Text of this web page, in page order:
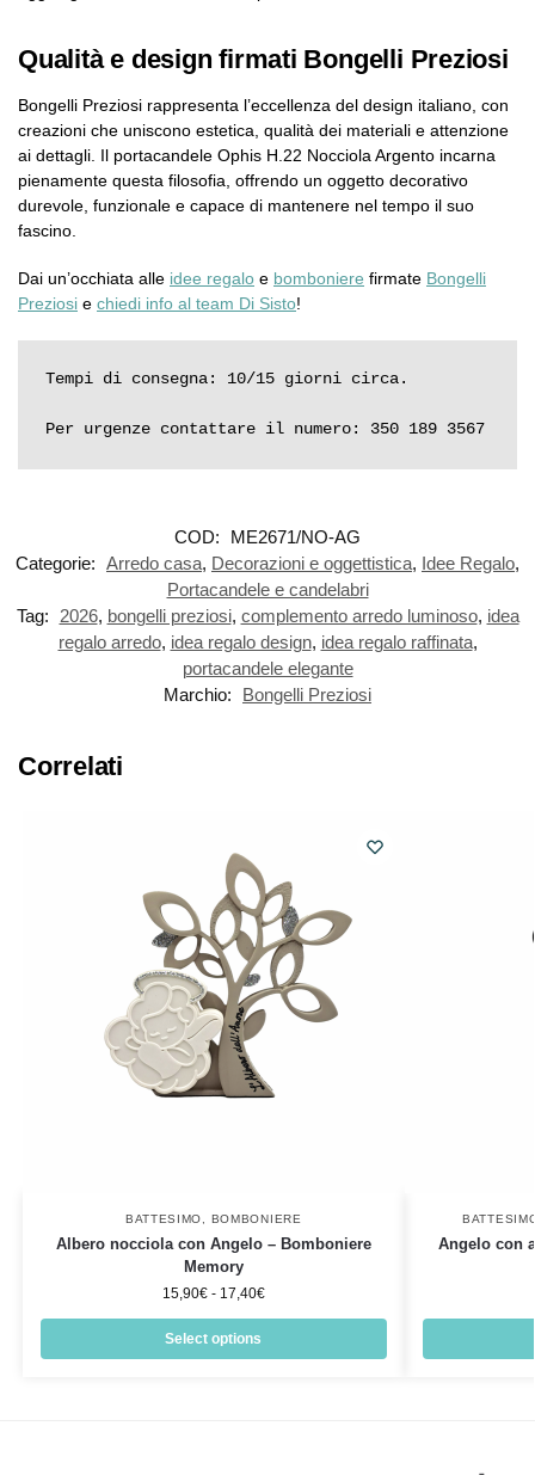
Qualità e design firmati Bongelli Preziosi
Bongelli Preziosi rappresenta l’eccellenza del design italiano, con
creazioni che uniscono estetica, qualità dei materiali e attenzione
ai dettagli. Il portacandele Ophis H.22 Nocciola Argento incarna
pienamente questa filosofia, offrendo un oggetto decorativo
durevole, funzionale e capace di mantenere nel tempo il suo
fascino.
Dai un’occhiata alle idee regalo e bomboniere firmate Bongelli
Preziosi e chiedi info al team Di Sisto!
Tempi di consegna: 10/15 giorni circa.
Per urgenze contattare il numero: 350 189 3567
COD:
ME2671/NO-AG
Categorie: Arredo casa, Decorazioni e oggettistica, Idee Regalo,
Portacandele e candelabri
Tag: 2026, bongelli preziosi, complemento arredo luminoso, idea
regalo arredo, idea regalo design, idea regalo raffinata,
portacandele elegante
Marchio:
Bongelli Preziosi
Correlati
BATTESIMO, BOMBONIERE
Albero nocciola con Angelo – Bomboniere
Memory
15,90€ - 17,40€
Select options
Angelo con